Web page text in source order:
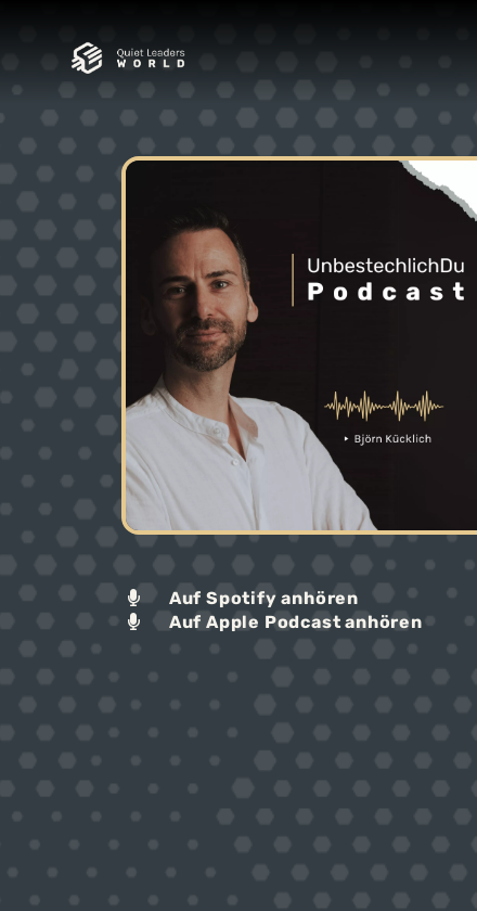
Auf Spotify anhören
Auf Apple Podcast anhören